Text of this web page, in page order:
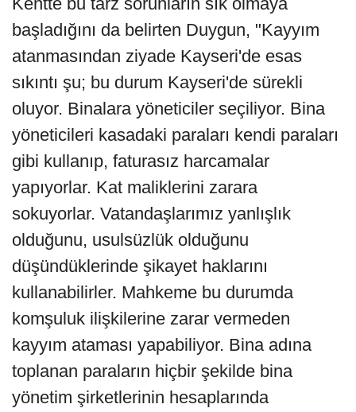
başladığını da belirten Duygun, "Kayyım
atanmasından ziyade Kayseri'de esas
sıkıntı şu; bu durum Kayseri'de sürekli
oluyor. Binalara yöneticiler seçiliyor. Bina
yöneticileri kasadaki paraları kendi paraları
gibi kullanıp, faturasız harcamalar
yapıyorlar. Kat maliklerini zarara
sokuyorlar. Vatandaşlarımız yanlışlık
olduğunu, usulsüzlük olduğunu
düşündüklerinde şikayet haklarını
kullanabilirler. Mahkeme bu durumda
komşuluk ilişkilerine zarar vermeden
kayyım ataması yapabiliyor. Bina adına
toplanan paraların hiçbir şekilde bina
yönetim şirketlerinin hesaplarında